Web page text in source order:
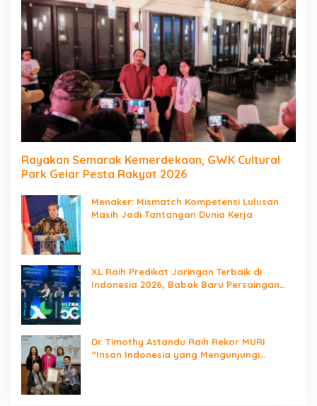
Rayakan Semarak Kemerdekaan, GWK Cultural
Park Gelar Pesta Rakyat 2026
Menaker: Mismatch Kompetensi Lulusan
Masih Jadi Tantangan Dunia Kerja
XL Raih Predikat Jaringan Terbaik di
Indonesia 2026, Babak Baru Persaingan
Dr. Timothy Astandu Raih Rekor MURI
“Insan Indonesia yang Mengunjungi